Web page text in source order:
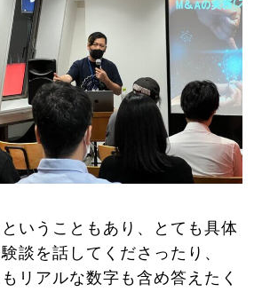
いうこともあり、とても具体
談を話してくださったり、
リアルな数字も含め答えたく